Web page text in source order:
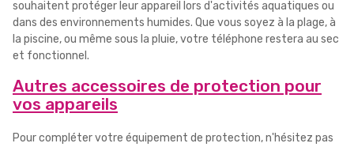
souhaitent protéger leur appareil lors d'activités aquatiques ou
dans des environnements humides. Que vous soyez à la plage, à
la piscine, ou même sous la pluie, votre téléphone restera au sec
et fonctionnel.
Autres accessoires de protection pour
vos appareils
Pour compléter votre équipement de protection, n'hésitez pas